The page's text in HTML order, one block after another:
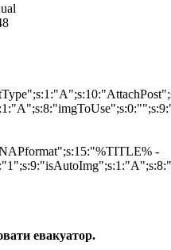
-
евакуатор.